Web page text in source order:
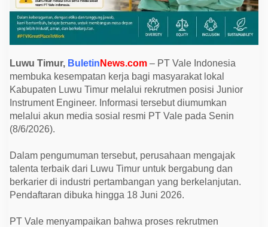
j
a
u
k
P
o
s
s
i
J
o
r
n
s
u
Luwu Timur, Buletin News.com – PT Vale Indonesia
membuka kesempatan kerja bagi masyarakat lokal
Kabupaten Luwu Timur melalui rekrutmen posisi Junior
Instrument Engineer. Informasi tersebut diumumkan
melalui akun media sosial resmi PT Vale pada Senin
(8/6/2026).
Dalam pengumuman tersebut, perusahaan mengajak
talenta terbaik dari Luwu Timur untuk bergabung dan
berkarier di industri pertambangan yang berkelanjutan.
Pendaftaran dibuka hingga 18 Juni 2026.
PT Vale menyampaikan bahwa proses rekrutmen